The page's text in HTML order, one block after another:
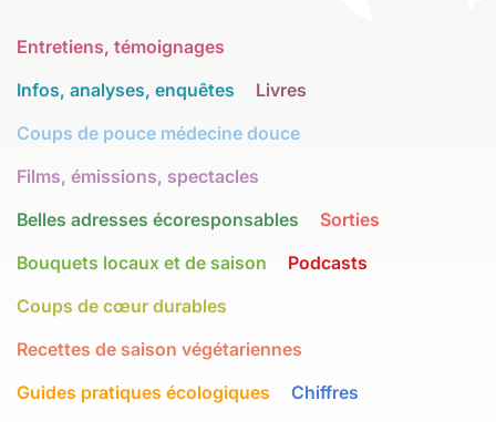
Entretiens, témoignages
Infos, analyses, enquêtes
Livres
Coups de pouce médecine douce
Films, émissions, spectacles
Belles adresses écoresponsables
Sorties
Bouquets locaux et de saison
Podcasts
Coups de cœur durables
Recettes de saison végétariennes
Guides pratiques écologiques
Chiffres